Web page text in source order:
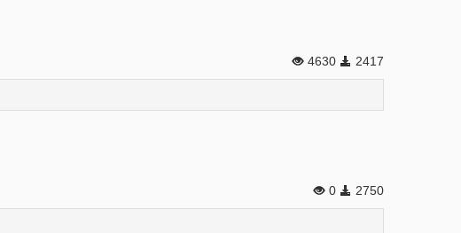
4630 2417
0 2750